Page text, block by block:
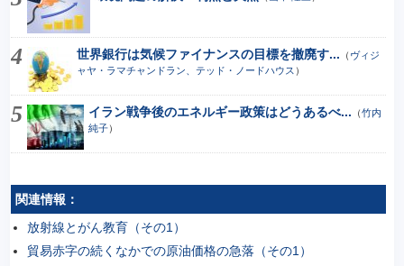
世界銀行は気候ファイナンスの目標を撤廃す... （ ヴィジ
ャヤ・ラマチャンドラン、テッド・ノードハウス ）
イラン戦争後のエネルギー政策はどうあるべ... （竹内
純子）
関連情報：
放射線とがん教育（その1）
貿易赤字の続くなかでの原油価格の急落（その1）